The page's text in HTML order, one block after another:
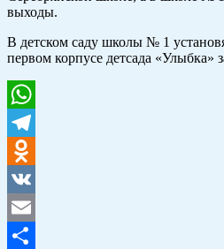
выходы.
В детском саду школы № 1
первом корпусе детсада «Улыбка»
WhatsApp
Telegram
Odnoklassniki
VK
Email